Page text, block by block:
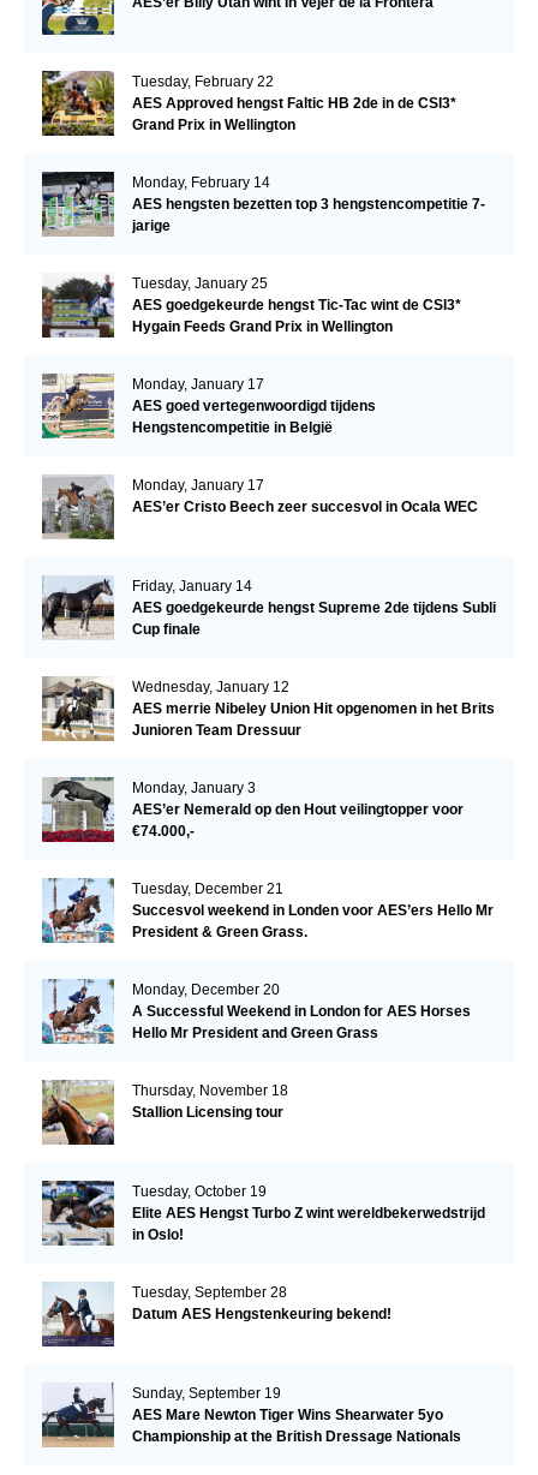
Tuesday, February 22
AES Approved hengst Faltic HB 2de in de CSI3*
Grand Prix in Wellington
Monday, February 14
AES hengsten bezetten top 3 hengstencompetitie 7-
jarige
Tuesday, January 25
AES goedgekeurde hengst Tic-Tac wint de CSI3*
Hygain Feeds Grand Prix in Wellington
Monday, January 17
AES goed vertegenwoordigd tijdens
Hengstencompetitie in België
Monday, January 17
AES’er Cristo Beech zeer succesvol in Ocala WEC
Friday, January 14
AES goedgekeurde hengst Supreme 2de tijdens Subli
Cup finale
Wednesday, January 12
AES merrie Nibeley Union Hit opgenomen in het Brits
Junioren Team Dressuur
Monday, January 3
AES’er Nemerald op den Hout veilingtopper voor
€74.000,-
Tuesday, December 21
Succesvol weekend in Londen voor AES’ers Hello Mr
President & Green Grass.
Monday, December 20
A Successful Weekend in London for AES Horses
Hello Mr President and Green Grass
Thursday, November 18
Stallion Licensing tour
Tuesday, October 19
Elite AES Hengst Turbo Z wint wereldbekerwedstrijd
in Oslo!
Tuesday, September 28
Datum AES Hengstenkeuring bekend!
Sunday, September 19
AES Mare Newton Tiger Wins Shearwater 5yo
Championship at the British Dressage Nationals